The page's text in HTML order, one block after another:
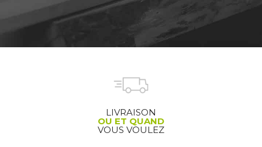
LIVRAISON
OU ET QUAND
VOUS VOULEZ